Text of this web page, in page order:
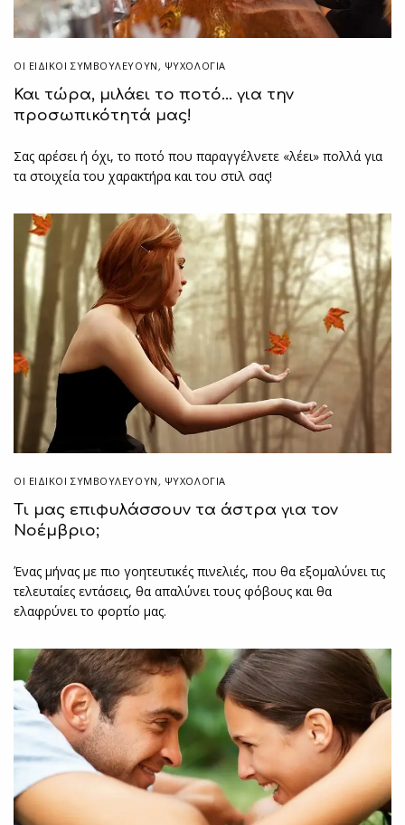
ΟΙ ΕΙΔΙΚΟΊ ΣΥΜΒΟΥΛΕΎΟΥΝ , ΨΥΧΟΛΟΓΙΑ
Και τώρα, μιλάει το ποτό… για την
προσωπικότητά μας!
Σας αρέσει ή όχι, το ποτό που παραγγέλνετε «λέει» πολλά για
τα στοιχεία του χαρακτήρα και του στιλ σας!
ΟΙ ΕΙΔΙΚΟΊ ΣΥΜΒΟΥΛΕΎΟΥΝ , ΨΥΧΟΛΟΓΙΑ
Τι μας επιφυλάσσουν τα άστρα για τον
Νοέμβριο;
Ένας μήνας με πιο γοητευτικές πινελιές, που θα εξομαλύνει τις
τελευταίες εντάσεις, θα απαλύνει τους φόβους και θα
ελαφρύνει το φορτίο μας.